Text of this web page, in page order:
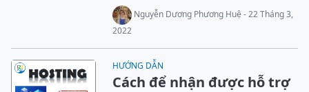
Nguyễn Dương Phương Huệ - 22 Tháng 3,
2022
HƯỚNG DẪN
Cách để nhận được hỗ trợ